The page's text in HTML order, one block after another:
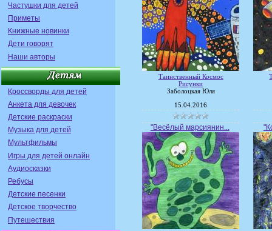
Частушки для детей
Приметы
Книжные новинки
Дети говорят
Наши авторы
Кроссворды для детей
Анкета для девочек
Детские раскраски
Музыка для детей
Мультфильмы
Игры для детей онлайн
Аудиосказки
Ребусы
Детские песенки
Детское творчество
Путешествия
Таинственный Космос
Рисунки
Заболоцкая Юля
15.04.2016
"Весёлый марсиянин...